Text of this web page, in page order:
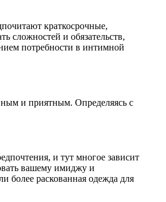
краткосрочные,
сложностей и обязательств,
потребности в интимной
и приятным. Определяясь с
и тут многое зависит
вашему имиджу и
более раскованная одежда для